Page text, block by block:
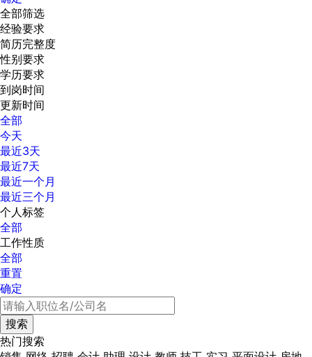
全部筛选
经验要求
简历完整度
性别要求
学历要求
到岗时间
更新时间
全部
今天
最近3天
最近7天
最近一个月
最近三个月
个人标签
全部
工作性质
全部
重置
确定
热门搜索